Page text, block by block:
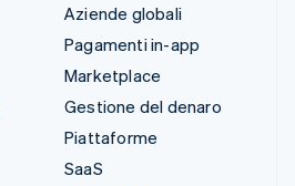
Aziende globali
Pagamenti in-app
Marketplace
Gestione del denaro
Piattaforme
SaaS